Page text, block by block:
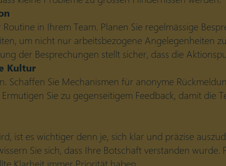
in Ihrem Team. Planen Sie regelmässige
um nicht nur arbeitsbezogene Angelegenheiten
der Besprechungen stellt sicher, dass die
Kultur
Schaffen Sie Mechanismen für anonyme
Sie zu gegenseitigem Feedback, damit die
ist es wichtiger denn je, sich klar und präzise
Sie sich, dass Ihre Botschaft verstanden wurde.
Klarheit immer Priorität haben.